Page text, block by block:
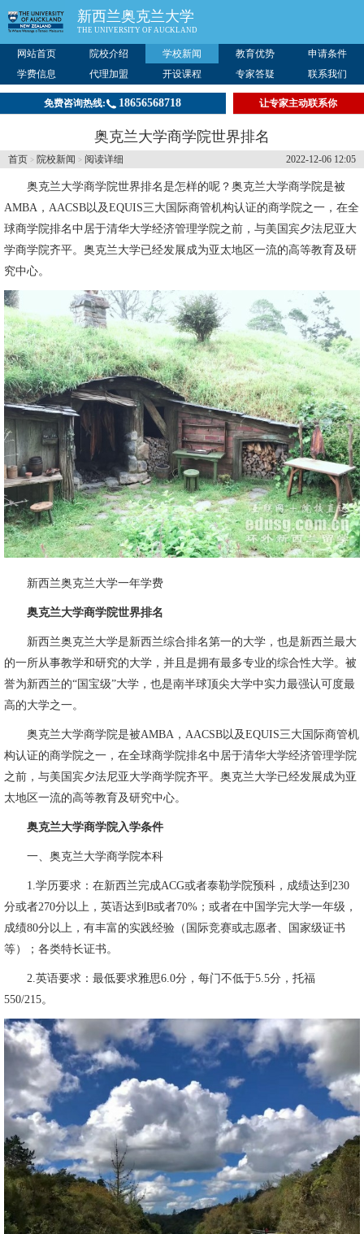
新西兰奥克兰大学
THE UNIVERSITY OF AUCKLAND
网站首页 院校介绍 学校新闻 教育优势
申请条件
学费信息
代理加盟 开设课程 专家答疑 联系我们
免费咨询热线: 18656568718 让专家主动联系你
奥克兰大学商学院世界排名
2022-12-06 12:05
首页 > 院校新闻 > 阅读详细
奥克兰大学商学院世界排名是怎样的呢？奥克兰大学商学院是被
AMBA，AACSB以及EQUIS三大国际商管机构认证的商学院之一，在全
球商学院排名中居于清华大学经济管理学院之前，与美国宾夕法尼亚大
学商学院齐平。奥克兰大学已经发展成为亚太地区一流的高等教育及研
究中心。
新西兰奥克兰大学一年学费
奥克兰大学商学院世界排名
新西兰奥克兰大学是新西兰综合排名第一的大学，也是新西兰最大
的一所从事教学和研究的大学，并且是拥有最多专业的综合性大学。被
誉为新西兰的“国宝级”大学，也是南半球顶尖大学中实力最强认可度最
高的大学之一。
奥克兰大学商学院是被AMBA，AACSB以及EQUIS三大国际商管机
构认证的商学院之一，在全球商学院排名中居于清华大学经济管理学院
之前，与美国宾夕法尼亚大学商学院齐平。奥克兰大学已经发展成为亚
太地区一流的高等教育及研究中心。
奥克兰大学商学院入学条件
一、奥克兰大学商学院本科
1.学历要求：在新西兰完成ACG或者泰勒学院预科，成绩达到230
分或者270分以上，英语达到B或者70%；或者在中国学完大学一年级，
成绩80分以上，有丰富的实践经验（国际竞赛或志愿者、国家级证书
等）；各类特长证书。
2.英语要求：最低要求雅思6.0分，每门不低于5.5分，托福
550/215。